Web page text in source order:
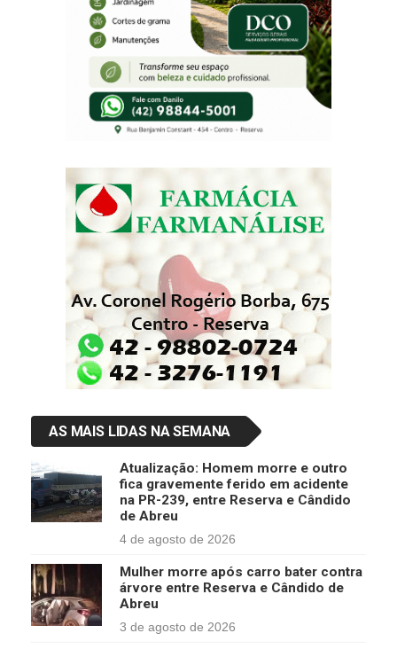
AS MAIS LIDAS NA SEMANA
Atualização: Homem morre e outro
fica gravemente ferido em acidente
na PR-239, entre Reserva e Cândido
de Abreu
4 de agosto de 2026
Mulher morre após carro bater contra
árvore entre Reserva e Cândido de
Abreu
3 de agosto de 2026